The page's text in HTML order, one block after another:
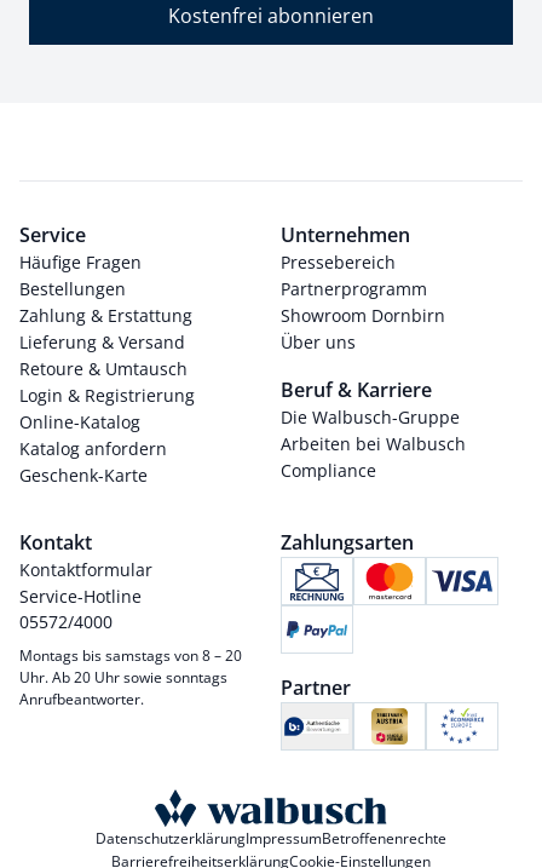
Kostenfrei abonnieren
Service
Häufige Fragen
Bestellungen
Zahlung & Erstattung
Lieferung & Versand
Retoure & Umtausch
Login & Registrierung
Online-Katalog
Katalog anfordern
Geschenk-Karte
Unternehmen
Pressebereich
Partnerprogramm
Showroom Dornbirn
Über uns
Beruf & Karriere
Die Walbusch-Gruppe
Arbeiten bei Walbusch
Compliance
Kontakt
Kontaktformular
Service-Hotline
05572/4000
Montags bis samstags von 8 – 20
Uhr. Ab 20 Uhr sowie sonntags
Anrufbeantworter.
Zahlungsarten
Partner
DatenschutzerklärungImpressumBetroffenenrechte
BarrierefreiheitserklärungCookie-Einstellungen